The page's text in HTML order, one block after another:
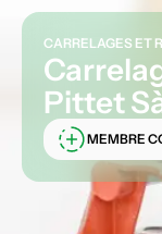
CARRELAGES ET
Pittet
MEMBRE